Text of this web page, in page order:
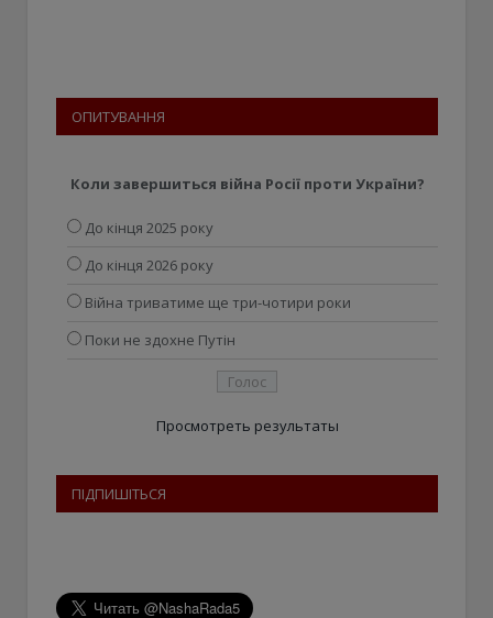
ОПИТУВАННЯ
Коли завершиться війна Росії проти України?
До кінця 2025 року
До кінця 2026 року
Війна триватиме ще три-чотири роки
Поки не здохне Путін
Просмотреть результаты
ПІДПИШІТЬСЯ